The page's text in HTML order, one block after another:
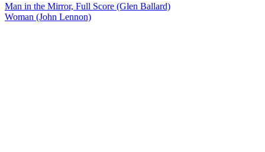
Man in the Mirror, Full Score (Glen Ballard)
Woman (John Lennon)